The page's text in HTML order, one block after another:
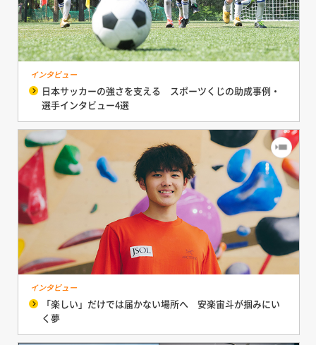
インタビュー
日本サッカーの強さを支える スポーツくじの助成事例・
選手インタビュー4選
インタビュー
「楽しい」だけでは届かない場所へ 安楽宙斗が掴みにい
く夢